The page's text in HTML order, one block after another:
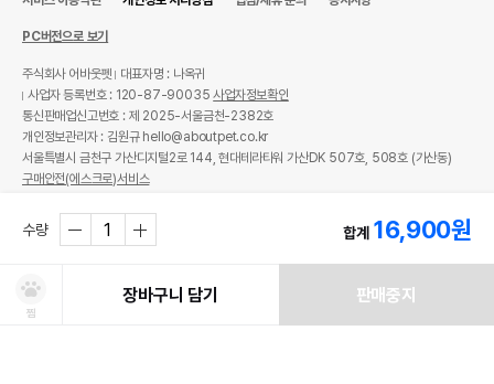
수량 합계 16,900원
찜
장바구니 담기 판매중지
PC버전으로 보기
주식회사 어바웃펫
대표자명 : 나옥귀
사업자 등록번호 : 120-87-90035사업자정보확인
통신판매업신고번호 : 제 2025-서울금천-2382호
개인정보관리자 : 김원규 hello@aboutpet.co.kr
서울특별시 금천구 가산디지털2로 144, 현대테라타워 가산DK 507호, 508호 (가산동)
구매안전(에스크로)서비스